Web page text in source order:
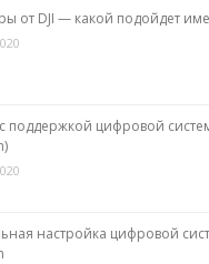
от DJI — какой подойдет
поддержкой цифровой
настройка цифровой